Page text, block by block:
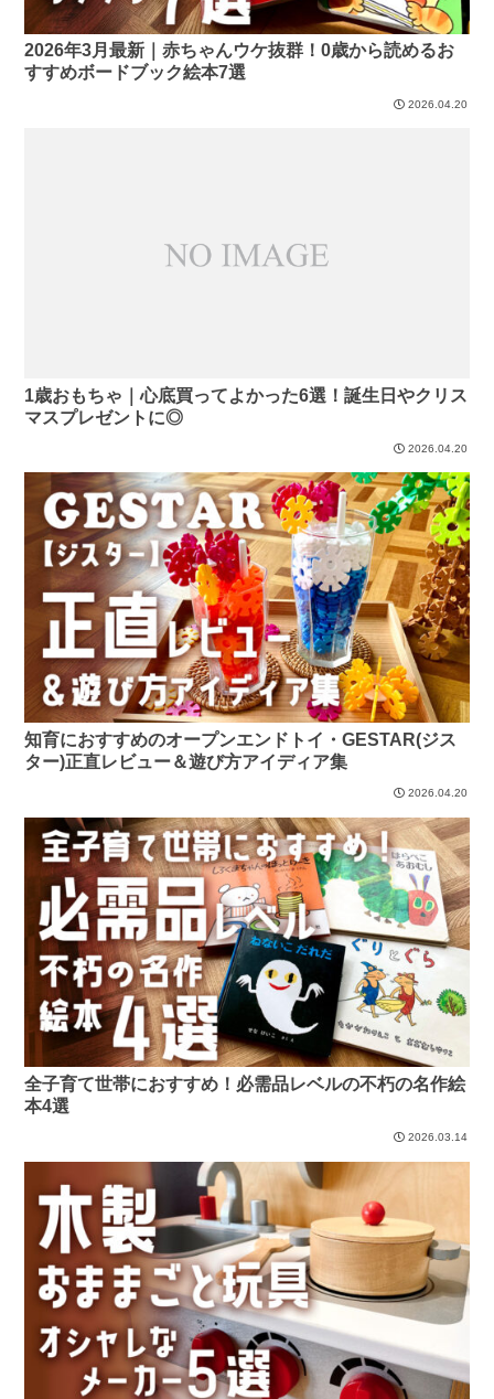
2026年3月最新｜赤ちゃんウケ抜群！0歳から読めるお
すすめボードブック絵本7選
2026.04.20
1歳おもちゃ｜心底買ってよかった6選！誕生日やクリス
マスプレゼントに◎
2026.04.20
知育におすすめのオープンエンドトイ・GESTAR(ジス
ター)正直レビュー＆遊び方アイディア集
2026.04.20
全子育て世帯におすすめ！必需品レベルの不朽の名作絵
本4選
2026.03.14